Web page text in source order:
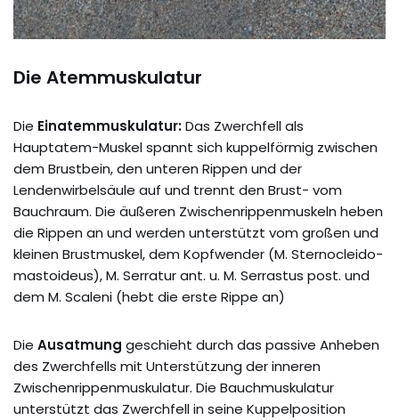
Die Atemmuskulatur
Die Einatemmuskulatur:Das Zwerchfell als
Hauptatem-Muskel spannt sich kuppelförmig zwischen
dem Brustbein, den unteren Rippen und der
Lendenwirbelsäule auf und trennt den Brust- vom
Bauchraum. Die äußeren Zwischenrippenmuskeln heben
die Rippen an und werden unterstützt vom großen und
kleinen Brustmuskel, dem Kopfwender (M. Sternocleido-
mastoideus), M. Serratur ant. u. M. Serrastus post. und
dem M. Scaleni (hebt die erste Rippe an)
Die Ausatmung geschieht durch das passive Anheben
des Zwerchfells mit Unterstützung der inneren
Zwischenrippenmuskulatur. Die Bauchmuskulatur
unterstützt das Zwerchfell in seine Kuppelposition